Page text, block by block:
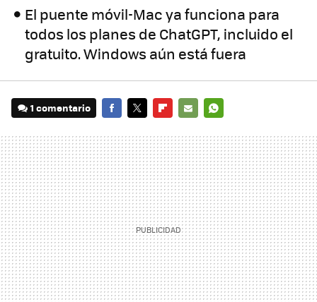
El puente móvil-Mac ya funciona para
todos los planes de ChatGPT, incluido el
gratuito. Windows aún está fuera
1 comentario
MAIL